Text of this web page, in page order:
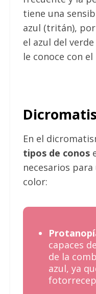
tiene una
azul (tritán),
el azul del
le conoce con
En el
tipos de conos
necesarios
color:
capaces
de la
azul, ya